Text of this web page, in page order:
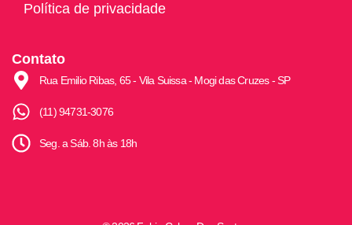
Política de privacidade
Contato
Rua Emilio Ribas, 65 - Vila Suissa - Mogi das Cruzes - SP
(11) 94731-3076
Seg. a Sáb. 8h às 18h